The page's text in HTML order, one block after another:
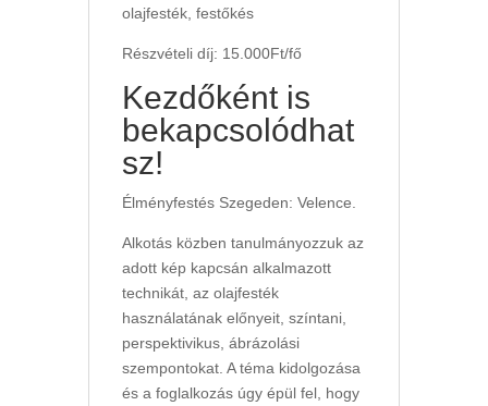
olajfesték, festőkés
Részvételi díj: 15.000Ft/fő
Kezdőként is
bekapcsolódhat
sz!
Élményfestés Szegeden: Velence.
Alkotás közben tanulmányozzuk az
adott kép kapcsán alkalmazott
technikát, az olajfesték
használatának előnyeit, színtani,
perspektivikus, ábrázolási
szempontokat. A téma kidolgozása
és a foglalkozás úgy épül fel, hogy